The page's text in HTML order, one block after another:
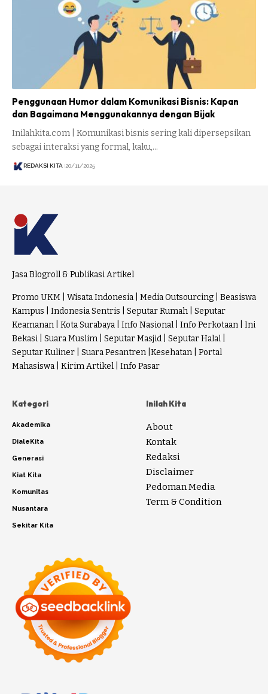
Penggunaan Humor dalam Komunikasi Bisnis: Kapan
dan Bagaimana Menggunakannya dengan Bijak
Inilahkita.com | Komunikasi bisnis sering kali dipersepsikan
sebagai interaksi yang formal, kaku,…
REDAKSI KITA 20/11/2025
Jasa Blogroll & Publikasi Artikel
Promo UKM Wisata Indonesia Media Outsourcing
Beasiswa
Kampus
Indonesia Sentris Seputar Rumah
Seputar
Keamanan
Kota Surabaya Info Nasional Info Perkotaan
Ini
Bekasi
Suara Muslim Seputar Masjid Seputar Halal
Seputar Kuliner
Suara Pesantren Kesehatan
Portal
Mahasiswa
Kirim Artikel Info Pasar
Kategori
Akademika
DialeKita
Generasi
Kiat Kita
Komunitas
Nusantara
Sekitar Kita
Inilah Kita
About
Kontak
Redaksi
Disclaimer
Pedoman Media
Term & Condition